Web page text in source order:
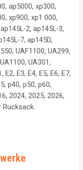
ap5000, xp300,
xp900, xp1 000,
2, ap145L-3,
7, ap145D,
UAF1100, UA299,
UA301,
E3, E4, E5, E6, E7,
p40, p50, p60,
2024, 2025, 2026,
Rucksack.